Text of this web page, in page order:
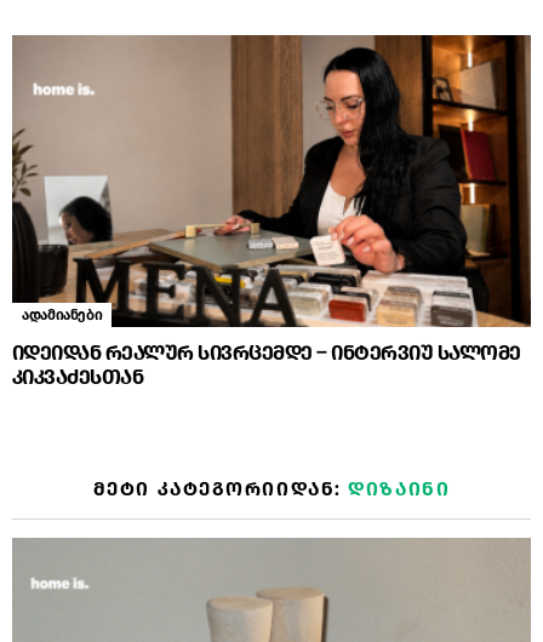
ადამიანები
იდეიდან რეალურ სივრცემდე – ინტერვიუ სალომე
კიკვაძესთან
ᲛᲔᲢᲘ ᲙᲐᲢᲔᲒᲝᲠᲘᲘᲓᲐᲜ:ᲓᲘᲖᲐᲘᲜᲘ